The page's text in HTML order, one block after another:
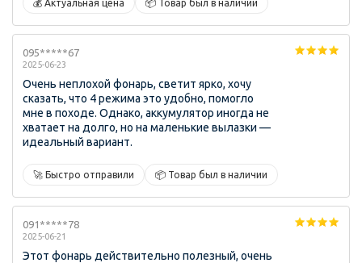
💰 Актуальная цена 📦 Товар был в наличии
095*****67
2025-06-23
Очень неплохой фонарь, светит ярко, хочу
сказать, что 4 режима это удобно, помогло
мне в походе. Однако, аккумулятор иногда не
хватает на долго, но на маленькие вылазки —
идеальный вариант.
🚀 Быстро отправили 📦 Товар был в наличии
091*****78
2025-06-21
Этот фонарь действительно полезный, очень